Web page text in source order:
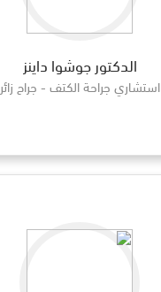
الدكتور جوشوا داينز
استشاري جراحة الكتف - جراح زائر